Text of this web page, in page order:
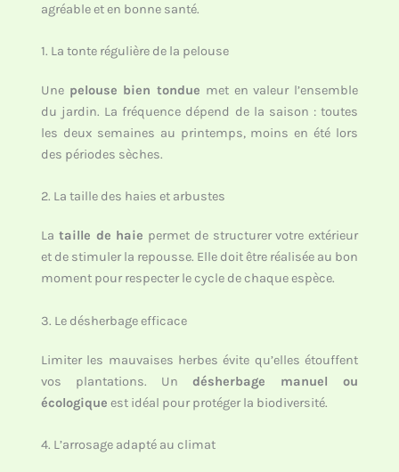
agréable et en bonne santé.
1. La tonte régulière de la pelouse
Une pelouse bien tondue met en valeur l’ensemble
du jardin. La fréquence dépend de la saison : toutes
les deux semaines au printemps, moins en été lors
des périodes sèches.
2. La taille des haies et arbustes
La taille de haie permet de structurer votre extérieur
et de stimuler la repousse. Elle doit être réalisée au bon
moment pour respecter le cycle de chaque espèce.
3. Le désherbage efficace
Limiter les mauvaises herbes évite qu’elles étouffent
vos plantations. Un désherbage manuel ou
écologique est idéal pour protéger la biodiversité.
4. L’arrosage adapté au climat